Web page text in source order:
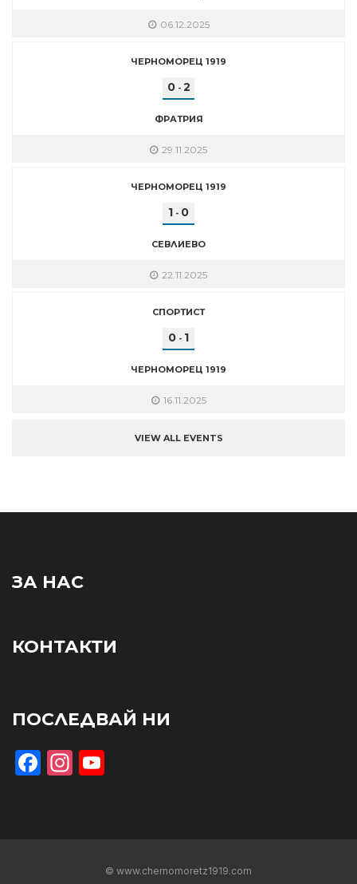
06.12.2025
ЧЕРНОМОРЕЦ 1919
0- 2
ФРАТРИЯ
29.11.2025
ЧЕРНОМОРЕЦ 1919
1 - 0
СЕВЛИЕВО
22.11.2025
СПОРТИСТ
0 - 1
ЧЕРНОМОРЕЦ 1919
16.11.2025
VIEW ALL EVENTS
ЗА НАС
КОНТАКТИ
ПОСЛЕДВАЙ НИ
Facebook
Instagram
© www.chernomoretz1919.com